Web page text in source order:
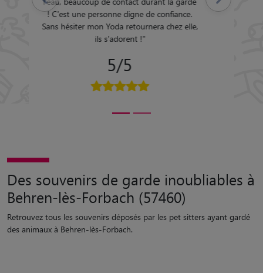
5/5
des animaux à Behren-lès-Forbach.